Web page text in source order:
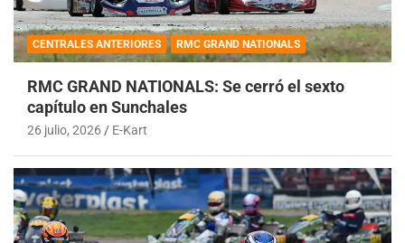
CENTRALES ANTERIORES RMC GRAND NATIONALS
RMC GRAND NATIONALS: Se cerró el sexto
capítulo en Sunchales
26 julio, 2026 E-Kart